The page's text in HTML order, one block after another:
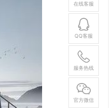
在线客服
QQ客服
服务热线
官方微信